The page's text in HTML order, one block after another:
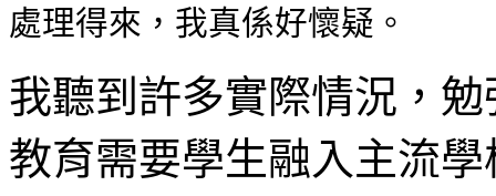
處理得來，我真係好懷疑。
我聽到許多實際情況，
教育需要學生融入主流